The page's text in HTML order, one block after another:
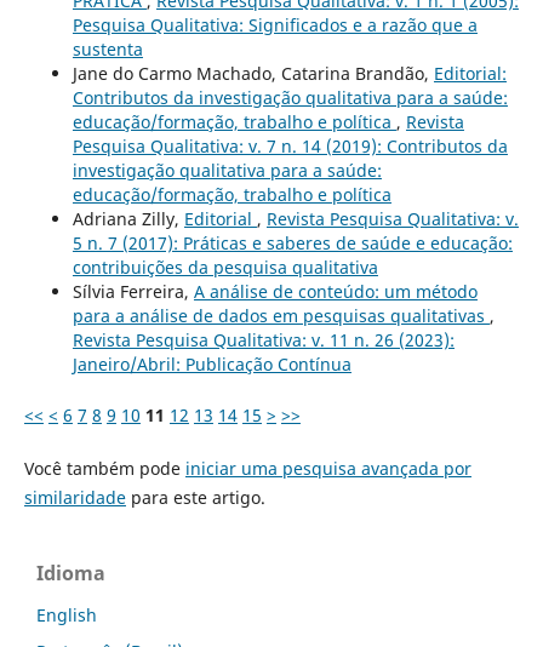
Pesquisa Qualitativa: Significados e a razão que a
sustenta
Jane do Carmo Machado, Catarina Brandão, Editorial:
Contributos da investigação qualitativa para a saúde:
educação/formação, trabalho e política , Revista
Pesquisa Qualitativa: v. 7 n. 14 (2019): Contributos da
investigação qualitativa para a saúde:
educação/formação, trabalho e política
Adriana Zilly, Editorial , Revista Pesquisa Qualitativa: v.
5 n. 7 (2017): Práticas e saberes de saúde e educação:
contribuições da pesquisa qualitativa
Sílvia Ferreira, A análise de conteúdo: um método
para a análise de dados em pesquisas qualitativas ,
Revista Pesquisa Qualitativa: v. 11 n. 26 (2023):
Janeiro/Abril: Publicação Contínua
<< < 6 7 8 9 10 11 12 13 14 15 > >>
Você também pode iniciar uma pesquisa avançada por
similaridadepara este artigo.
Idioma
English